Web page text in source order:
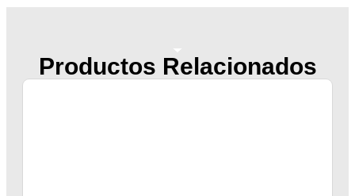
Productos Relacionados